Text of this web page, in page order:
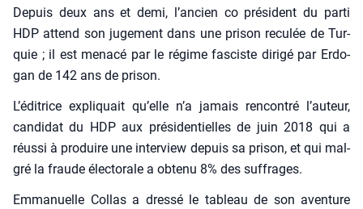
Depuis deux ans et demi, l’ancien co pré­sident du par­ti
HDP attend son juge­ment dans une pri­son recu­lée de Tur­
quie ; il est mena­cé par le régime fas­ciste diri­gé par Erdo­
gan de 142 ans de pri­son.
L’éditrice expli­quait qu’elle n’a jamais ren­con­tré l’auteur,
can­di­dat du HDP aux pré­si­den­tielles de juin 2018 qui a
réus­si à pro­duire une inter­view depuis sa pri­son, et qui mal­
gré la fraude élec­to­rale a obte­nu 8% des suf­frages.
Emma­nuelle Col­las a dres­sé le tableau de son aven­ture